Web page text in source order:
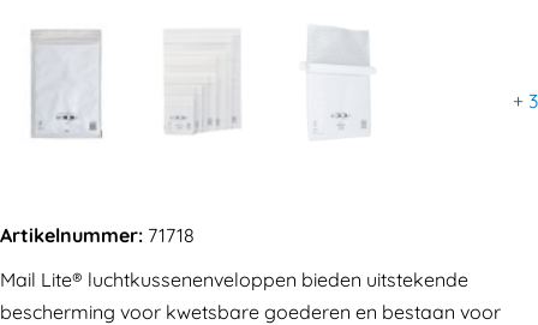
+ 3
Artikelnummer: 71718
Mail Lite® luchtkussenenveloppen bieden uitstekende
bescherming voor kwetsbare goederen en bestaan voor